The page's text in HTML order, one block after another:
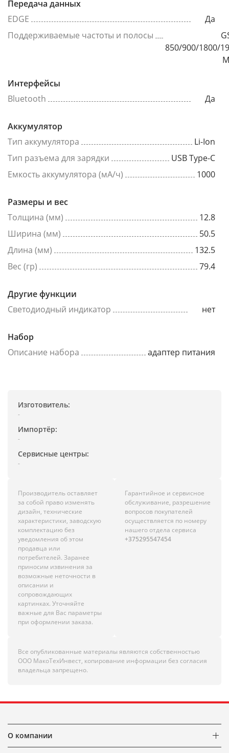
Передача данных
EDGE
Да
Поддерживаемые частоты и полосы
850/900/1800/
Интерфейсы
Bluetooth
Да
Аккумулятор
Тип аккумулятора
Li-Ion
Тип разъема для зарядки
USB Type-C
Емкость аккумулятора (мА/ч)
1000
Размеры и вес
Толщина (мм)
12.8
Ширина (мм)
50.5
Длина (мм)
132.5
Вес (гр)
79.4
Другие функции
Светодиодный индикатор
нет
Набор
Описание набора
адаптер питания
Изготовитель:
-
Импортёр:
-
Сервисные центры:
-
Производитель оставляет
за собой право изменять
дизайн, технические
характеристики, заводскую
комплектацию без
уведомления об этом
продавца или
потребителей. Заранее
приносим извинения за
возможные неточности в
описании и
сопровождающих
картинках. Уточняйте
важные для Вас параметры
при оформлении заказа.
Гарантийное и сервисное
обслуживание, разрешение
вопросов покупателей
осуществляется по номеру
нашего отдела сервиса
+375295547454
Все опубликованные материалы являются собственностью
ООО МакоТехИнвест, копирование информации без согласия
владельца запрещено.
О компании